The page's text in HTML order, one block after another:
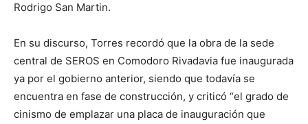
Rodrigo San Martin.
En su discurso, Torres recordó que la obra de la sede
central de SEROS en Comodoro Rivadavia fue inaugurada
ya por el gobierno anterior, siendo que todavía se
encuentra en fase de construcción, y criticó “el grado de
cinismo de emplazar una placa de inauguración que